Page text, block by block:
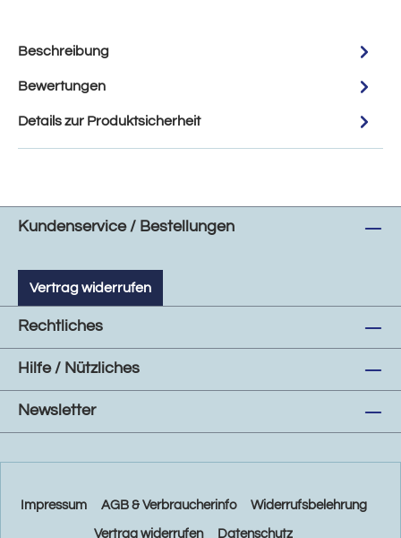
Beschreibung
Bewertungen
Details zur Produktsicherheit
Kundenservice / Bestellungen
Vertrag widerrufen
Rechtliches
Hilfe / Nützliches
Newsletter
Impressum AGB & Verbraucherinfo Widerrufsbelehrung
Vertrag widerrufen Datenschutz